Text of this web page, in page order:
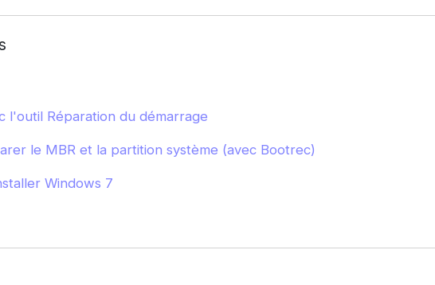
l'outil Réparation du démarrage
le MBR et la partition système (avec Bootrec)
Windows 7